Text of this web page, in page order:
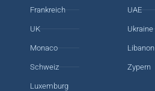
Frankreich
UK
Monaco
Schweiz
Luxemburg
UAE
Ukraine
Libanon
Zypern